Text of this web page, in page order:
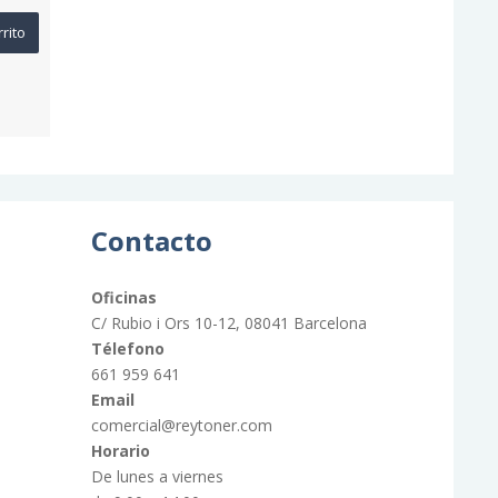
Contacto
Oficinas
C/ Rubio i Ors 10-12, 08041 Barcelona
Télefono
661 959 641
Email
comercial@reytoner.com
Horario
De lunes a viernes